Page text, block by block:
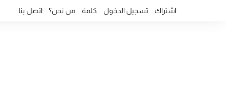
اشتراك تسجيل الدخول كلمة من نحن؟ اتصل بنا